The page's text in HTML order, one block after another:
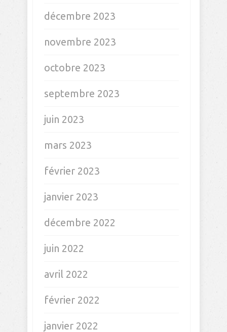
décembre 2023
novembre 2023
octobre 2023
septembre 2023
juin 2023
mars 2023
février 2023
janvier 2023
décembre 2022
juin 2022
avril 2022
février 2022
janvier 2022